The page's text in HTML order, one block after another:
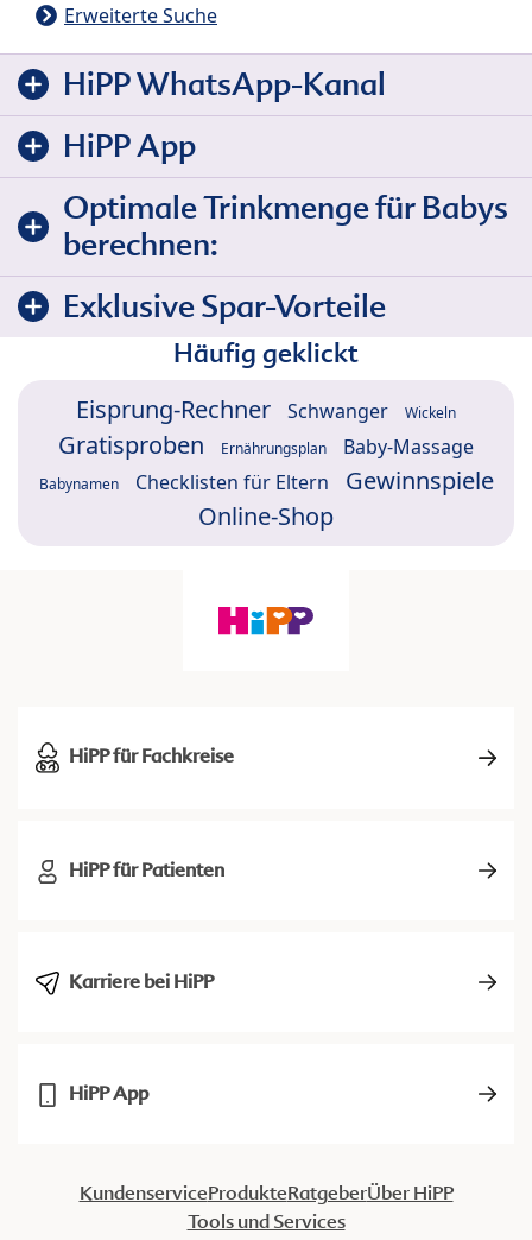
Erweiterte Suche
HiPP WhatsApp-Kanal
HiPP App
Optimale Trinkmenge für Babys
berechnen:
Exklusive Spar-Vorteile
Häufig geklickt
Eisprung-Rechner Schwanger Wickeln
Gratisproben Ernährungsplan Baby-Massage
Babynamen Checklisten für Eltern
Gewinnspiele
Online-Shop
HiPP für Fachkreise
HiPP für Patienten
Karriere bei HiPP
HiPP App
KundenserviceProdukteRatgeberÜber HiPP
Tools und Services